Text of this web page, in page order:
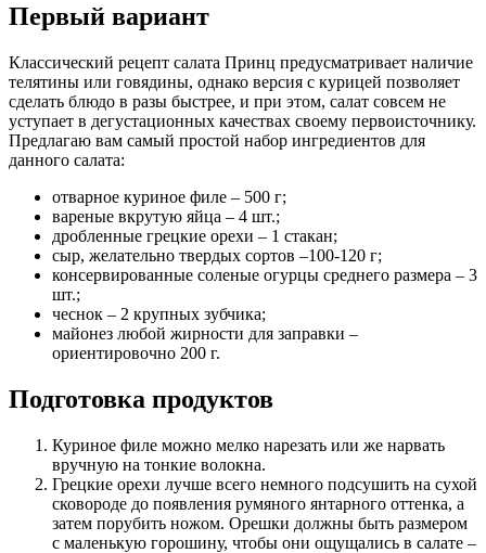
Первый вариант
Классический рецепт салата Принц предусматривает наличие
телятины или говядины, однако версия с курицей позволяет
сделать блюдо в разы быстрее, и при этом, салат совсем не
уступает в дегустационных качествах своему первоисточнику.
Предлагаю вам самый простой набор ингредиентов для
данного салата:
отварное куриное филе – 500 г;
вареные вкрутую яйца – 4 шт.;
дробленные грецкие орехи – 1 стакан;
сыр, желательно твердых сортов –100-120 г;
консервированные соленые огурцы среднего размера – 3
шт.;
чеснок – 2 крупных зубчика;
майонез любой жирности для заправки –
ориентировочно 200 г.
Подготовка продуктов
Куриное филе можно мелко нарезать или же нарвать
вручную на тонкие волокна.
Грецкие орехи лучше всего немного подсушить на сухой
сковороде до появления румяного янтарного оттенка, а
затем порубить ножом. Орешки должны быть размером
с маленькую горошину, чтобы они ощущались в салате –